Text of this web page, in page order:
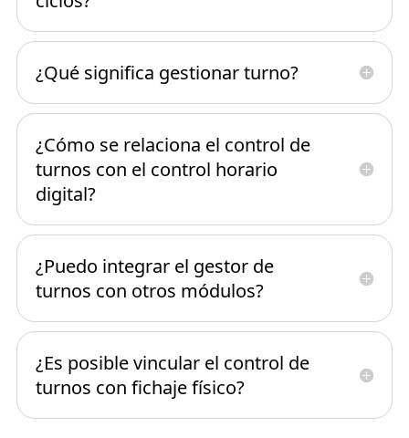
¿Qué significa gestionar turno?
¿Cómo se relaciona el control de
turnos con el control horario
digital?
¿Puedo integrar el gestor de
turnos con otros módulos?
¿Es posible vincular el control de
turnos con fichaje físico?